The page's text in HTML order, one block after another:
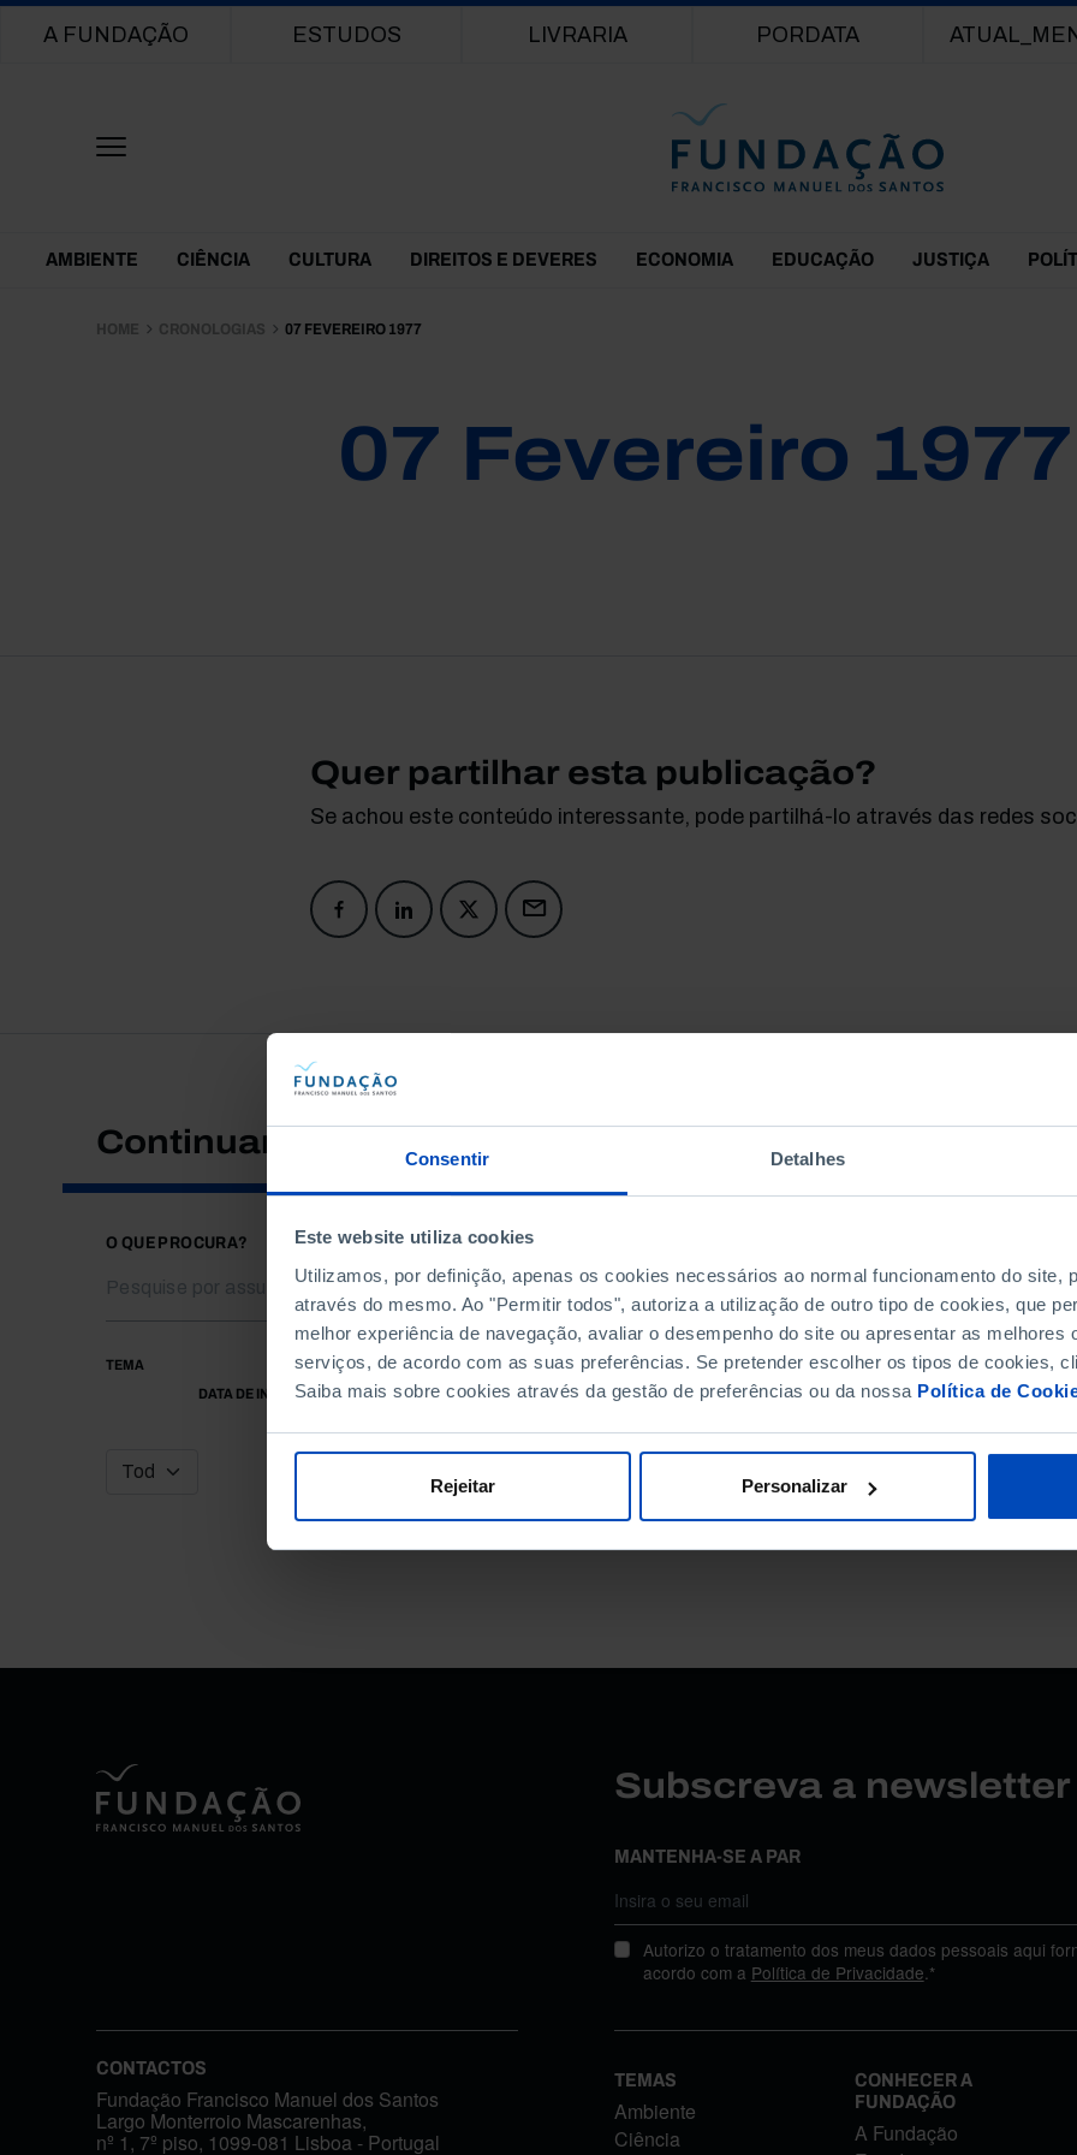
Consentir Detalhes
Este website utiliza cookies
Utilizamos, por definição, apenas os cookies necessários ao normal funcionamento do site,
através do mesmo. Ao "Permitir todos", autoriza a utilização de outro tipo de cookies, que
melhor experiência de navegação, avaliar o desempenho do site ou apresentar as melhores
serviços, de acordo com as suas preferências. Se pretender escolher os tipos de cookies,
Saiba mais sobre cookies através da gestão de preferências ou da nossa Política de
Rejeitar Personalizar
Main navigation
A FUNDAÇÃO ESTUDOS LIVRARIA PORDATA
Themes Menu
AMBIENTE CIÊNCIA CULTURA DIREITOS E DEVERES ECONOMIA EDUCAÇÃO JUSTIÇA
HOME CRONOLOGIAS 07 FEVEREIRO 1977
07 Fevereiro 1977
Quer partilhar esta publicação?
Se achou este conteúdo interessante, pode partilhá-lo através das redes
Continuar a pesquisar
O QUE PROCURA?
TEMA
DATA DE INÍCIO
DATA DE FIM
Subscreva a
MANTENHA-SE A PAR
Autorizo o tratamento dos meus dados pessoais aqui
acordo com a Política de Privacidade.*
CONTACTOS
Fundação Francisco Manuel dos Santos
Largo Monterroio Mascarenhas,
nº 1, 7º piso, 1099-081 Lisboa - Portugal
TEMAS
Ambiente
Ciência
CONHECER A
FUNDAÇÃO
A Fundação